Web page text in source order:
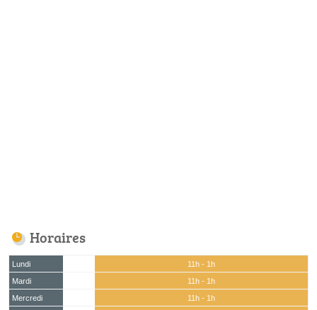
Horaires
Lundi
11h - 1h
Mardi
11h - 1h
Mercredi
11h - 1h